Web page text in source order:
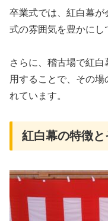
卒業式では、紅白幕が
式の雰囲気を豊かにし
さらに、稽古場で紅
用することで、その
れています。
紅白幕の特徴と